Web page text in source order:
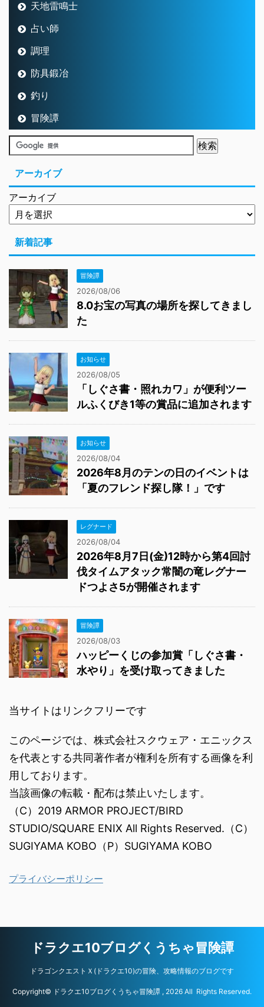
天地雷鳴士
占い師
調理
防具鍛冶
釣り
冒険譚
アーカイブ
アーカイブ
新着記事
冒険譚
2026/08/06
8.0お宝の写真の場所を探してきまし
た
お知らせ
2026/08/05
「しぐさ書・照れカワ」が便利ツー
ルふくびき1等の賞品に追加されます
お知らせ
2026/08/04
2026年8月のテンの日のイベントは
「夏のフレンド探し隊！」です
レグナード
2026/08/04
2026年8月7日(金)12時から第4回討
伐タイムアタック常闇の竜レグナー
ドつよさ5が開催されます
冒険譚
2026/08/03
ハッピーくじの参加賞「しぐさ書・
水やり」を受け取ってきました
当サイトはリンクフリーです
このページでは、株式会社スクウェア・エニックス
を代表とする共同著作者が権利を所有する画像を利
用しております。
当該画像の転載・配布は禁止いたします。
（C）2019 ARMOR PROJECT/BIRD
STUDIO/SQUARE ENIX All Rights Reserved.（C）
SUGIYAMA KOBO（P）SUGIYAMA KOBO
プライバシーポリシー
ドラクエ10ブログくうちゃ冒険譚
ドラゴンクエストＸ(ドラクエ10)の冒険、攻略情報のブログです
Copyright© ドラクエ10ブログくうちゃ冒険譚 , 2026 All Rights Reserved.